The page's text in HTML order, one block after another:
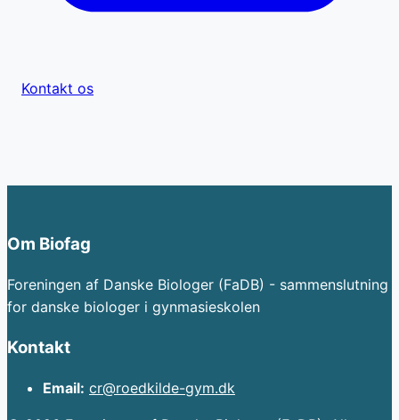
Kontakt os
Om Biofag
Foreningen af Danske Biologer (FaDB) - sammenslutning
for danske biologer i gynmasieskolen
Kontakt
Email: cr@roedkilde-gym.dk